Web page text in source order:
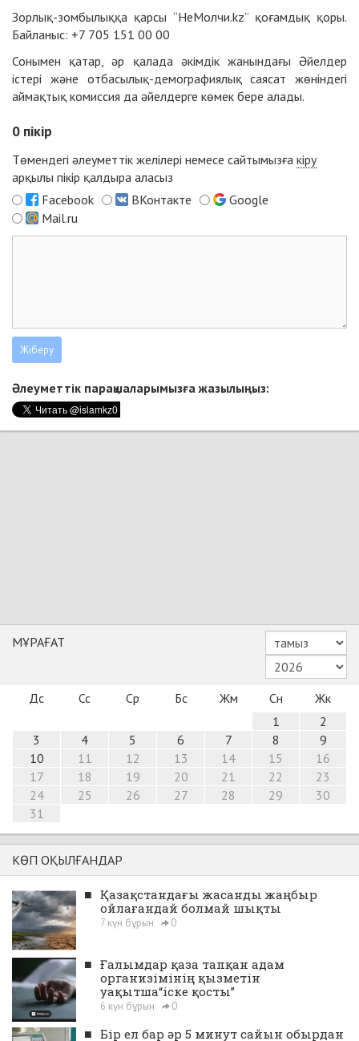
Зорлық-зомбылыққа қарсы “НеМолчи.kz” қоғамдық қоры.
Байланыс: +7 705 151 00 00
Сонымен қатар, әр қалада әкімдік жанындағы Әйелдер
істері және отбасылық-демографиялық саясат жөніндегі
аймақтық комиссия да әйелдерге көмек бере алады.
0 пікір
Төмендегі әлеуметтік желілері немесе сайтымызға кіру
арқылы пікір қалдыра аласыз
Facebook
ВКонтакте
Google
Mail.ru
Әлеуметтік парақшаларымызға жазылыңыз:
МҰРАҒАТ
Дс Сс Ср Бс Жм Сн
Жк
1
2
3
4 5 6 7 8
9
10
11 12 13 14 15
16
17
18 19 20 21 22
23
24
25 26 27 28 29
30
31
КӨП ОҚЫЛҒАНДАР
■ Қазақстандағы жасанды жаңбыр
ойлағандай болмай шықты
7 күн бұрын 0
■ Ғалымдар қаза тапқан адам
организімінің қызметін
уақытша“іске қосты”
6 күн бұрын 0
■ Бір ел бар әр 5 минут сайын обырдан